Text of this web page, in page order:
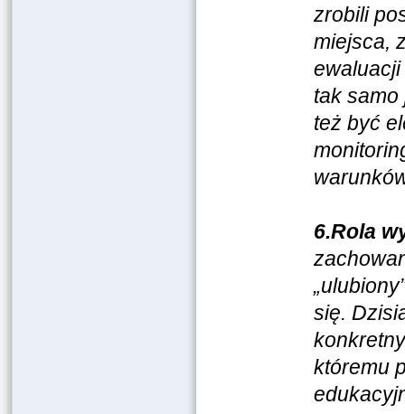
zrobili
miejsca,
ewaluacji
tak
też być
6.Rola
się.
któremu